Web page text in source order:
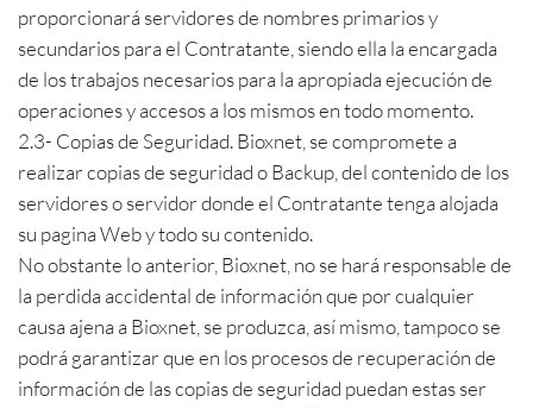
proporcionará servidores de nombres primarios y
secundarios para el Contratante, siendo ella la encargada
de los trabajos necesarios para la apropiada ejecución de
operaciones y accesos a los mismos en todo momento.
2.3- Copias de Seguridad. Bioxnet, se compromete a
realizar copias de seguridad o Backup, del contenido de los
servidores o servidor donde el Contratante tenga alojada
su pagina Web y todo su contenido.
No obstante lo anterior, Bioxnet, no se hará responsable de
la perdida accidental de información que por cualquier
causa ajena a Bioxnet, se produzca, así mismo, tampoco se
podrá garantizar que en los procesos de recuperación de
información de las copias de seguridad puedan estas ser